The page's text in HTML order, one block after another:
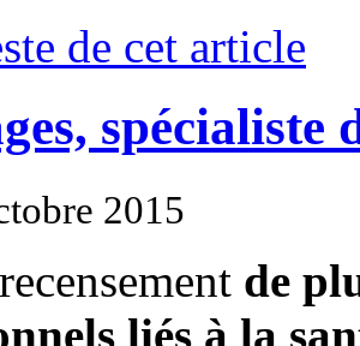
de cet article
spécialiste
2015
de
liés à la